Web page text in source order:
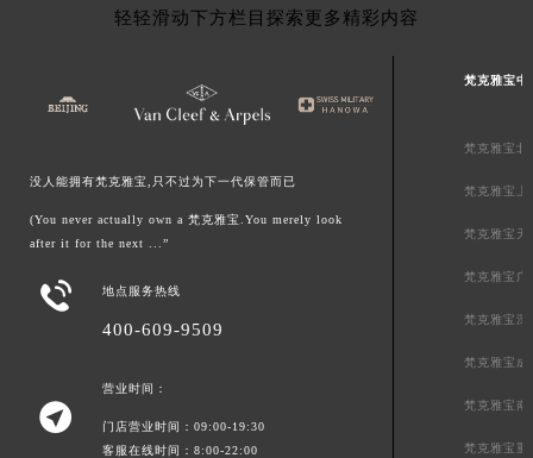
轻轻滑动下方栏目探索更多精彩内容
没人能拥有梵克雅宝,只不过为下一代保管而已
(You never actually own a 梵克雅宝.You merely look
after it for the next ...”
 地点服务热线
400-609-9509

营业时间：
门店营业时间：09:00-19:30
客服在线时间：8:00-22:00
梵克雅宝中
梵克雅宝北
梵克雅宝上
梵克雅宝天
梵克雅宝广
梵克雅宝深
梵克雅宝成
梵克雅宝南
梵克雅宝重